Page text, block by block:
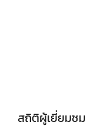
สถิติผู้เยี่ยมชม